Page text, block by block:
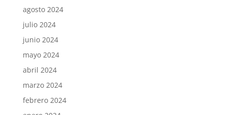
agosto 2024
julio 2024
junio 2024
mayo 2024
abril 2024
marzo 2024
febrero 2024